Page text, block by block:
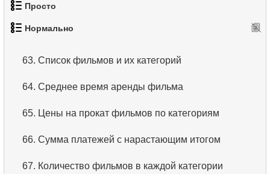
Просто
2. Список языков
3. Имена актёров
4. Данные отделов
5. Имена сотрудников
6. Категории товаров
Нормально
61.Адреса и домены электронной почты
62.Получить список актеров-однофамильцев
63. Список фильмов и их категорий
64. Среднее время аренды фильма
65. Цены на прокат фильмов по категориям
66. Сумма платежей с нарастающим итогом
67. Количество фильмов в каждой категории